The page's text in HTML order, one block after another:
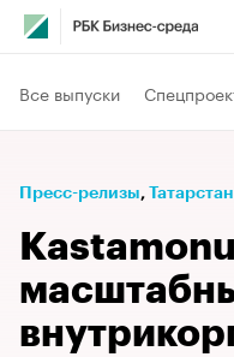
Все выпуски
Пресс-релизы⁠, Татарстан